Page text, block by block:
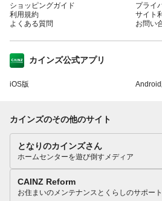
ショッピングガイド
利用規約
よくある質問
プライ
サイト
お問い
カインズ公式アプリ
iOS版 Android
カインズのその他のサイト
となりのカインズさん
ホームセンターを遊び倒すメディア
CAINZ Reform
お住まいのメンテナンスとくらしのサポート